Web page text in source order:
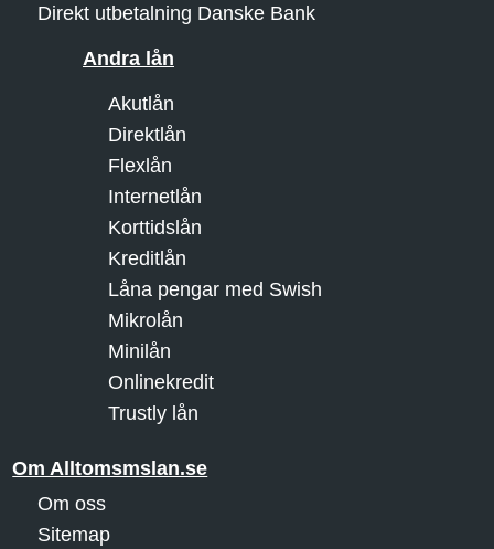
Direkt utbetalning Danske Bank
Andra lån
Akutlån
Direktlån
Flexlån
Internetlån
Korttidslån
Kreditlån
Låna pengar med Swish
Mikrolån
Minilån
Onlinekredit
Trustly lån
Om Alltomsmslan.se
Om oss
Sitemap